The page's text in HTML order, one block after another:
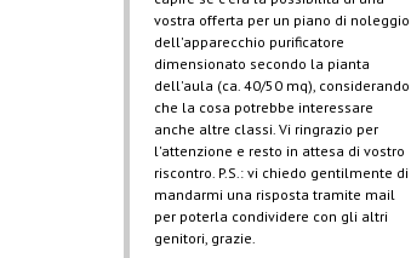
vostra offerta per un piano di noleggio
dell'apparecchio purificatore
dimensionato secondo la pianta
dell'aula (ca. 40/50 mq), considerando
che la cosa potrebbe interessare
anche altre classi. Vi ringrazio per
l'attenzione e resto in attesa di vostro
riscontro. P.S.: vi chiedo gentilmente di
mandarmi una risposta tramite mail
per poterla condividere con gli altri
genitori, grazie.